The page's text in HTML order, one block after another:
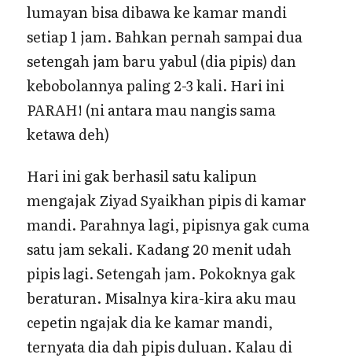
lumayan bisa dibawa ke kamar mandi
setiap 1 jam. Bahkan pernah sampai dua
setengah jam baru yabul (dia pipis) dan
kebobolannya paling 2-3 kali. Hari ini
PARAH! (ni antara mau nangis sama
ketawa deh)
Hari ini gak berhasil satu kalipun
mengajak Ziyad Syaikhan pipis di kamar
mandi. Parahnya lagi, pipisnya gak cuma
satu jam sekali. Kadang 20 menit udah
pipis lagi. Setengah jam. Pokoknya gak
beraturan. Misalnya kira-kira aku mau
cepetin ngajak dia ke kamar mandi,
ternyata dia dah pipis duluan. Kalau di